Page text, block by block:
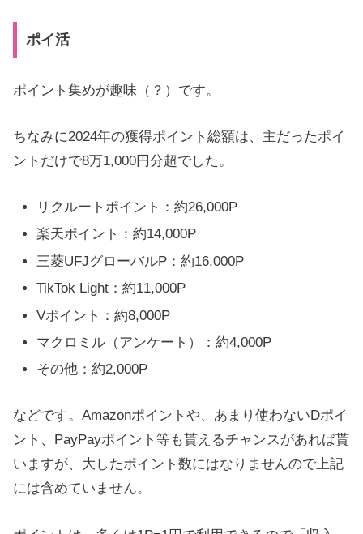
ポイ活
ポイント集めが趣味（？）です。
ちなみに2024年の獲得ポイント総額は、主だったポイ
ントだけで8万1,000円分超でした。
リクルートポイント：約26,000P
楽天ポイント：約14,000P
三菱UFJグローバルP：約16,000P
TikTok Light：約11,000P
Vポイント：約8,000P
マクロミル（アンケート）：約4,000P
その他：約2,000P
などです。Amazonポイントや、あまり使わないDポイ
ント、PayPayポイント等も貰えるチャンスがあれば貰
いますが、大したポイント数にはなりませんので上記
には含めていません。